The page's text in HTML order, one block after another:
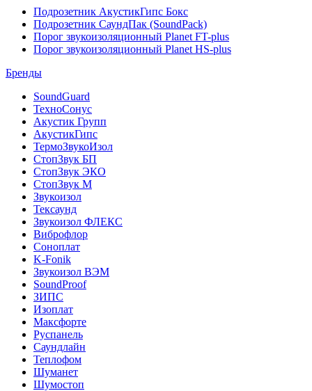
Подрозетник АкустикГипс Бокс
Подрозетник СаундПак (SoundPack)
Порог звукоизоляционный Planet FT-plus
Порог звукоизоляционный Planet HS-plus
Бренды
SoundGuard
ТехноСонус
Акустик Групп
АкустикГипс
ТермоЗвукоИзол
СтопЗвук БП
СтопЗвук ЭКО
СтопЗвук М
Звукоизол
Тексаунд
Звукоизол ФЛЕКС
Виброфлор
Соноплат
K-Fonik
Звукоизол ВЭМ
SoundProof
ЗИПС
Изоплат
Максфорте
Руспанель
Саундлайн
Теплофом
Шуманет
Шумостоп